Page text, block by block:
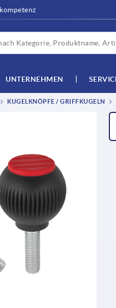
UNTERNEHMEN
KUGELKNÖPFE / GRIFFKUGELN